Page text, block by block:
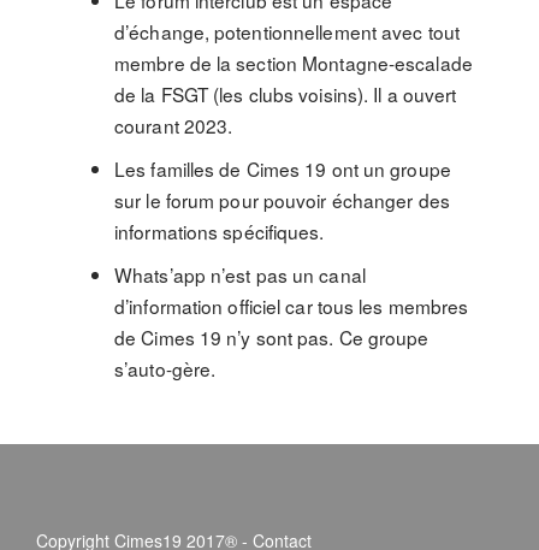
d’échange, potentionnellement avec tout
membre de la section Montagne-escalade
de la FSGT (les clubs voisins). Il a ouvert
courant 2023.
Les familles de Cimes 19 ont un groupe
sur le forum pour pouvoir échanger des
informations spécifiques.
Whats’app n’est pas un canal
d’information officiel car tous les membres
de Cimes 19 n’y sont pas. Ce groupe
s’auto-gère.
Copyright Cimes19 2017® - Contact